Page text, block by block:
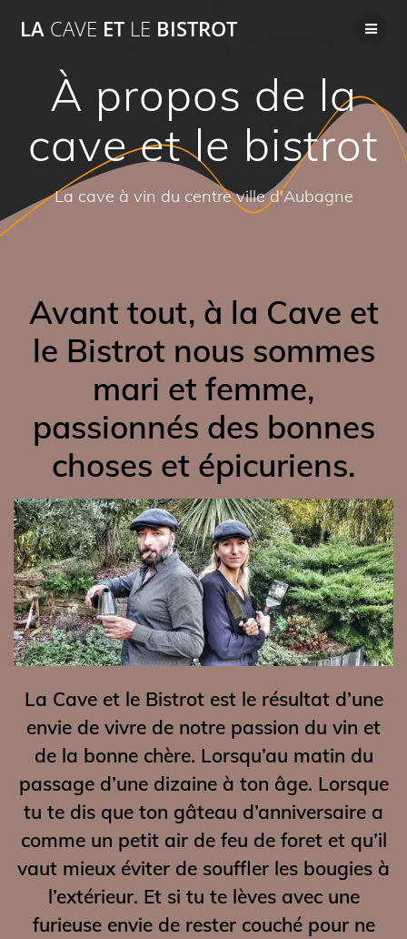
au
LA CAVE ET LE BISTROT
À propos de la
cave et le bistrot
La cave à vin du centre ville d'Aubagne
Avant tout, à la Cave et
le Bistrot nous sommes
mari et femme,
passionnés des bonnes
choses et épicuriens.
La Cave et le Bistrot est le résultat d’une
envie de vivre de notre passion du vin et
de la bonne chère. Lorsqu’au matin du
passage d’une dizaine à ton âge. Lorsque
tu te dis que ton gâteau d’anniversaire a
comme un petit air de feu de foret et qu’il
vaut mieux éviter de souffler les bougies à
l’extérieur. Et si tu te lèves avec une
furieuse envie de rester couché pour ne